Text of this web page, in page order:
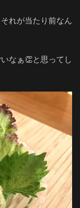
れが当たり前なん
なぁ👏と思ってし